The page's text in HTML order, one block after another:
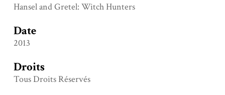
Hansel and Gretel: Witch Hunters
Date
2013
Droits
Tous Droits Réservés